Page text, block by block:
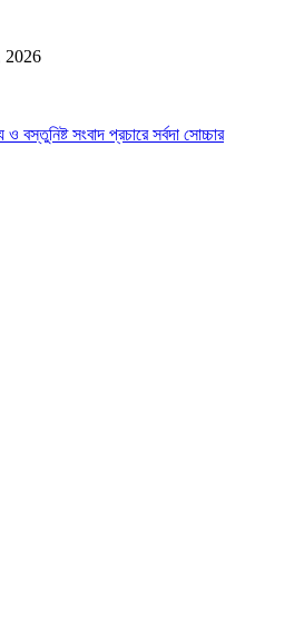
2026
সংবাদ প্রচারে সর্বদা সোচ্চার